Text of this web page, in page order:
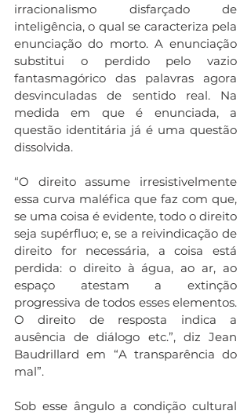
irracionalismo disfarçado de
inteligência, o qual se caracteriza pela
enunciação do morto. A enunciação
substitui o perdido pelo vazio
fantasmagórico das palavras agora
desvinculadas de sentido real. Na
medida em que é enunciada, a
questão identitária já é uma questão
dissolvida.
“O direito assume irresistivelmente
essa curva maléfica que faz com que,
se uma coisa é evidente, todo o direito
seja supérfluo; e, se a reivindicação de
direito for necessária, a coisa está
perdida: o direito à água, ao ar, ao
espaço atestam a extinção
progressiva de todos esses elementos.
O direito de resposta indica a
ausência de diálogo etc.”, diz Jean
Baudrillard em “A transparência do
mal”.
Sob esse ângulo a condição cultural